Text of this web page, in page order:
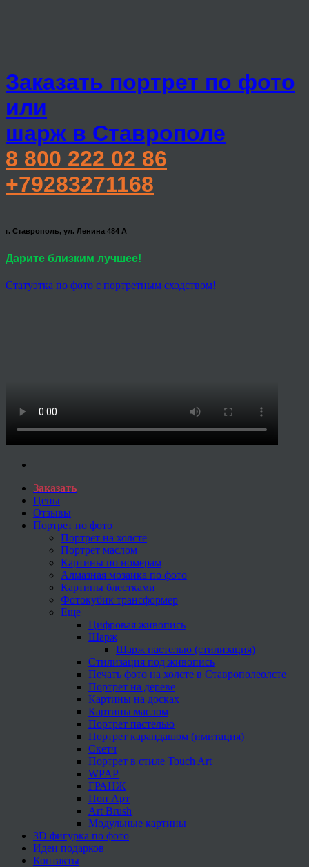
Заказать портрет по фото
или
шарж в Ставрополе
8 800 222 02 86
+79283271168
г. Ставрополь, ул. Ленина 484 А
Дарите близким лучшее!
Статуэтка по фото с портретным сходством!
Заказать
Цены
Отзывы
Портрет по фото
Портрет на холсте
Портрет маслом
Картины по номерам
Алмазная мозаика по фото
Картины блестками
Фотокубик трансформер
Еще
Цифровая живопись
Шарж
Шарж пастелью (стилизация)
Стилизация под живопись
Печать фото на холсте в Ставрополеолсте
Портрет на дереве
Картины на досках
Картины маслом
Портрет пастелью
Портрет карандашом (имитация)
Скетч
Портрет в стиле Touch Art
WPAP
ГРАНЖ
Поп Арт
Art Brush
Модульные картины
3D фигурка по фото
Идеи подарков
Контакты